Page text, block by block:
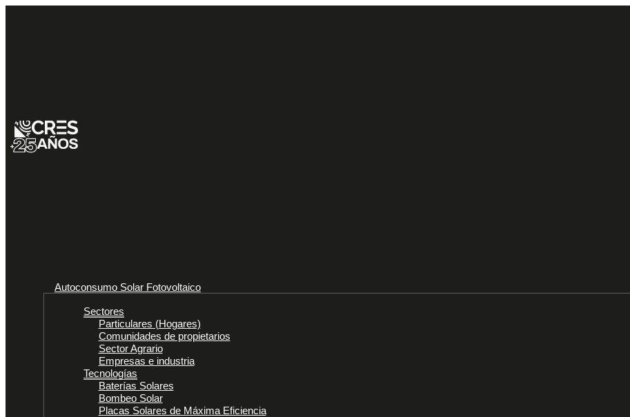
Autoconsumo Solar Fotovoltaico
Sectores
Particulares (Hogares)
Comunidades de propietarios
Sector Agrario
Empresas e industria
Tecnologías
Baterías Solares
Bombeo Solar
Placas Solares de Máxima Eficiencia